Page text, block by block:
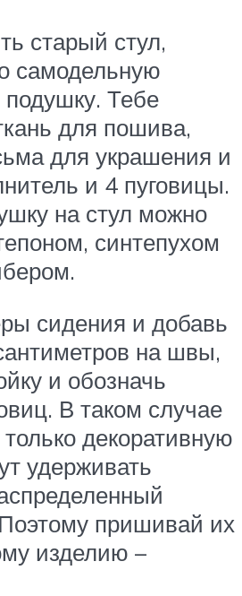
старый стул,
самодельную
Тебе
для пошива,
для украшения и
и 4 пуговицы.
на стул можно
синтепухом
сидения и добавь
на швы,
и обозначь
В таком случае
декоративную
удерживать
пришивай их
изделию –